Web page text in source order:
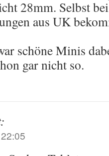
28mm. Selbst
aus UK
schöne Minis
gar nicht so.